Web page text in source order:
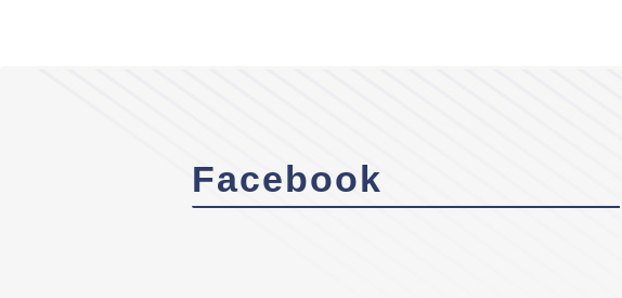
Facebook